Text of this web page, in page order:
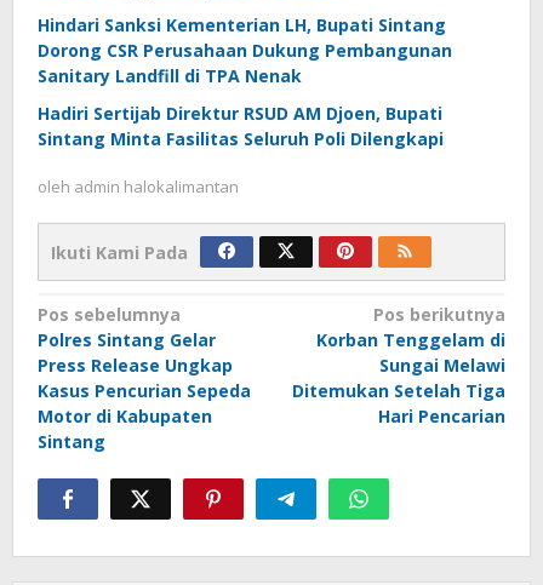
Hindari Sanksi Kementerian LH, Bupati Sintang
Dorong CSR Perusahaan Dukung Pembangunan
Sanitary Landfill di TPA Nenak
Hadiri Sertijab Direktur RSUD AM Djoen, Bupati
Sintang Minta Fasilitas Seluruh Poli Dilengkapi
oleh admin halokalimantan
Ikuti Kami Pada
Navigasi
pos
Pos sebelumnya
Polres Sintang Gelar
Press Release Ungkap
Kasus Pencurian Sepeda
Motor di Kabupaten
Sintang
Pos berikutnya
Korban Tenggelam di
Sungai Melawi
Ditemukan Setelah Tiga
Hari Pencarian